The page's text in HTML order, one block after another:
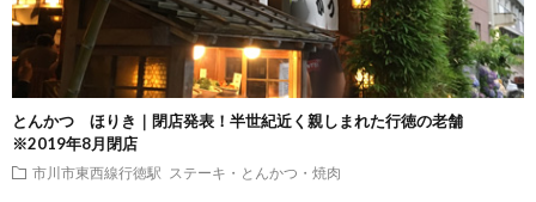
とんかつ ほりき｜閉店発表！半世紀近く親しまれた行徳の老舗
※2019年8月閉店
市川市東西線行徳駅 ステーキ・とんかつ・焼肉